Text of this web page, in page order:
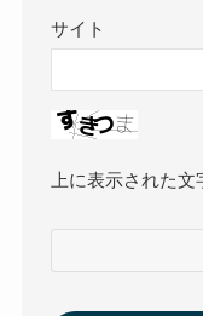
サイト
上に表示された